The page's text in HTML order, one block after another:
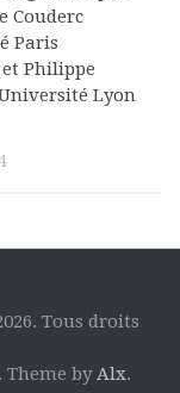
Couderc
Paris
Philippe
Lyon
Tous droits
. Theme byAlx.